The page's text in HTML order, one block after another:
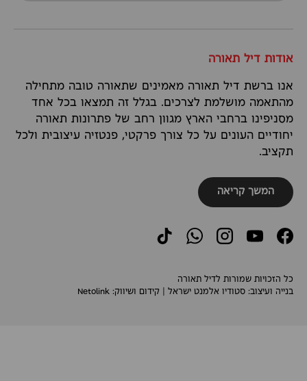
אודות דיל תאורה
אנו ברשת דיל תאורה מאמינים שתאורה טובה מתחילה
מהתאמה מושלמת לצרכים. בגלל זה תמצאו בכל אחד
מסניפינו ברחבי הארץ מגוון רחב של פתרונות תאורה
יחודיים העונים על כל צורך פרקטי, פנטזיה עיצובית ולכל
תקציב.
המשך קריאה
Facebook
YouTube
Instagram
WhatsApp
TikTok
כל הזכויות שמורות לדיל תאורה
בנייה ועיצוב: סטודיו אלמנט ישראל | קידום ושיווק: Netolink